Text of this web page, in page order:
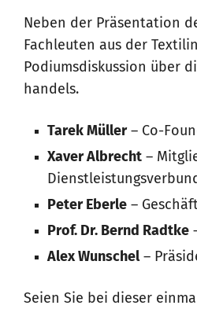
Neben der Präsentation
Fachleuten aus der
Podiumsdiskussion über
handels.
Tarek Müller– Co-
Xaver Albrecht –
Peter Eberle –
Prof. Dr. Bernd Radtke
Alex Wunschel–
Seien Sie bei dieser